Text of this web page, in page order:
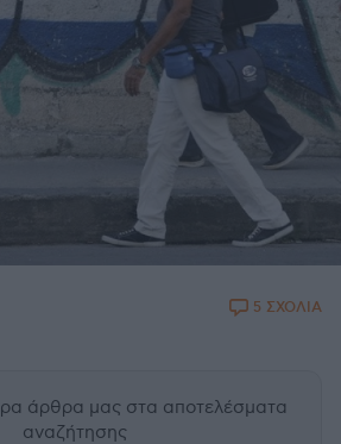
5 ΣΧΟΛΙΑ
άρθρα μας στα αποτελέσματα
αναζήτησης